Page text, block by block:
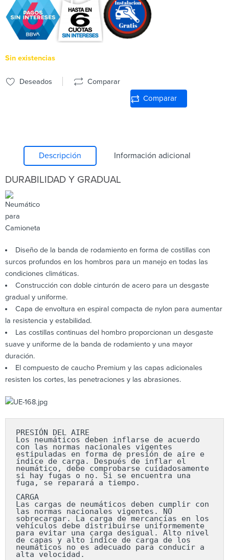
Sin existencias
Deseados Comparar
Comparar
Descripción Información adicional
DURABILIDAD Y GRADUAL
Diseño de la banda de rodamiento en forma de costillas con
surcos profundos en los hombros para un manejo en todas las
condiciones climáticas.
Construcción con doble cinturón de acero para un desgaste
gradual y uniforme.
Capa de envoltura en espiral compacta de nylon para aumentar
la resistencia y estabilidad.
Las costillas continuas del hombro proporcionan un desgaste
suave y uniforme de la banda de rodamiento y una mayor
duración.
El compuesto de caucho Premium y las capas adicionales
resisten los cortes, las penetraciones y las abrasiones.
PRESIÓN DEL AIRE
Los neumáticos deben inflarse de acuerdo
con las normas nacionales vigentes
estipuladas en forma de presión de aire e
índice de carga. Después de inflar el
neumático, debe comprobarse cuidadosamente
si hay fugas o no. Si se encuentra una
fuga, se reparará a tiempo.
CARGA
Las cargas de neumáticos deben cumplir con
las normas nacionales vigentes. NO
sobrecargar. La carga de mercancías en los
vehículos debe distribuirse uniformemente
para evitar una carga desigual. Alto nivel
de capas y alto índice de carga de los
neumáticos no es adecuado para conducir a
alta velocidad.